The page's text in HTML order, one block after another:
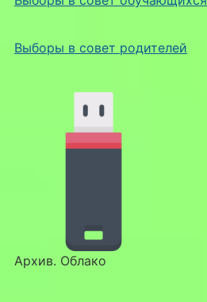
Выборы в совет родителей
Архив. Облако